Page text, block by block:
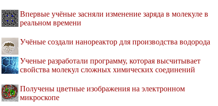
Впервые учёные засняли изменение заряда в молекуле в
реальном времени
Учёные создали нанореактор для производства водорода
Ученые разработали программу, которая высчитывает
свойства молекул сложных химических соединений
Получены цветные изображения на электронном
микроскопе